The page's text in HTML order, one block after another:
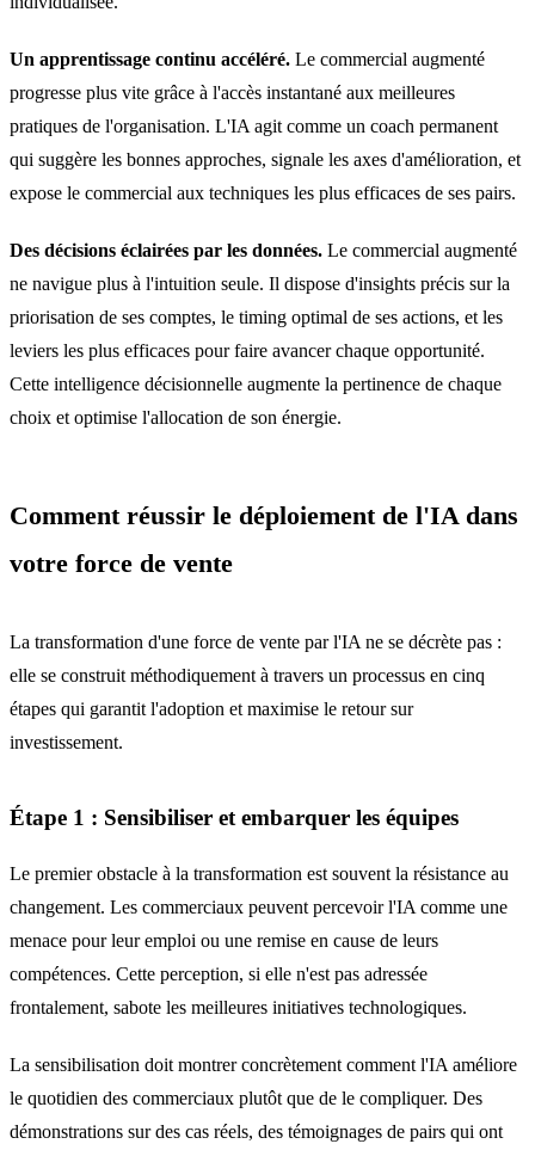
Un apprentissage continu accéléré. Le commercial augmenté
progresse plus vite grâce à l'accès instantané aux meilleures
pratiques de l'organisation. L'IA agit comme un coach permanent
qui suggère les bonnes approches, signale les axes d'amélioration, et
expose le commercial aux techniques les plus efficaces de ses pairs.
Des décisions éclairées par les données. Le commercial augmenté
ne navigue plus à l'intuition seule. Il dispose d'insights précis sur la
priorisation de ses comptes, le timing optimal de ses actions, et les
leviers les plus efficaces pour faire avancer chaque opportunité.
Cette intelligence décisionnelle augmente la pertinence de chaque
choix et optimise l'allocation de son énergie.
Comment réussir le déploiement de l'IA dans
votre force de vente
La transformation d'une force de vente par l'IA ne se décrète pas :
elle se construit méthodiquement à travers un processus en cinq
étapes qui garantit l'adoption et maximise le retour sur
investissement.
Étape 1 : Sensibiliser et embarquer les équipes
Le premier obstacle à la transformation est souvent la résistance au
changement. Les commerciaux peuvent percevoir l'IA comme une
menace pour leur emploi ou une remise en cause de leurs
compétences. Cette perception, si elle n'est pas adressée
frontalement, sabote les meilleures initiatives technologiques.
La sensibilisation doit montrer concrètement comment l'IA améliore
le quotidien des commerciaux plutôt que de le compliquer. Des
démonstrations sur des cas réels, des témoignages de pairs qui ont